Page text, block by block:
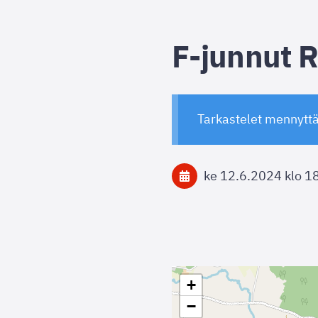
F-junnut
Tarkastelet
ke 12.6.2024 klo
+
−